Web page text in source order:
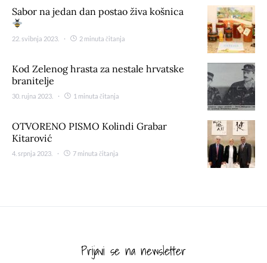
Sabor na jedan dan postao živa košnica
22. svibnja 2023. 2 minuta čitanja
Kod Zelenog hrasta za nestale hrvatske
branitelje
30. rujna 2023. 1 minuta čitanja
OTVORENO PISMO Kolindi Grabar
Kitarović
4. srpnja 2023. 7 minuta čitanja
Prijavi se na newsletter